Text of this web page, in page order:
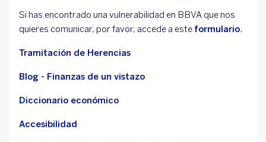
Si has encontrado una vulnerabilidad en BBVA que nos
quieres comunicar, por favor, accede a este formulario.
Tramitación de Herencias
Blog - Finanzas de un vistazo
Diccionario económico
Accesibilidad